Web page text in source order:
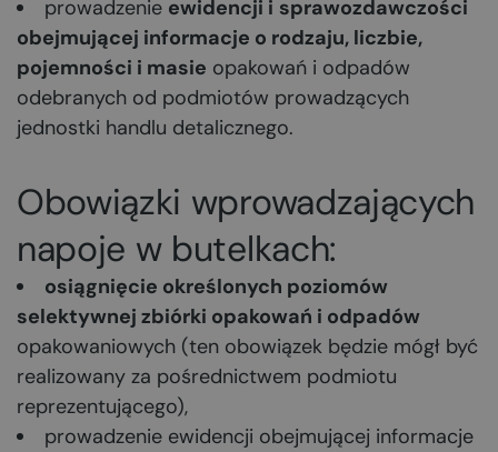
prowadzenie ewidencji i sprawozdawczości
obejmującej informacje o rodzaju, liczbie,
pojemności i masie opakowań i odpadów
odebranych od podmiotów prowadzących
jednostki handlu detalicznego.
Obowiązki wprowadzających
napoje w butelkach:
osiągnięcie określonych poziomów
selektywnej zbiórki opakowań i odpadów
opakowaniowych (ten obowiązek będzie mógł być
realizowany za pośrednictwem podmiotu
reprezentującego),
prowadzenie ewidencji obejmującej informacje